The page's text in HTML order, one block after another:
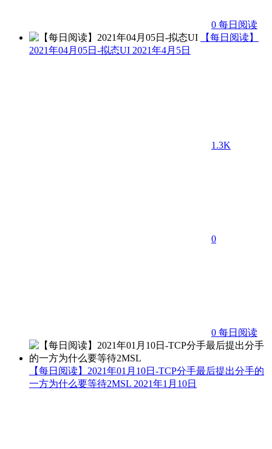
0 每日阅读
【每日阅读】
2021年04月05日-拟态UI 2021年4月5日
1.3K
0
0 每日阅读
【每日阅读】2021年01月10日-TCP分手最后提出分手的
一方为什么要等待2MSL 2021年1月10日